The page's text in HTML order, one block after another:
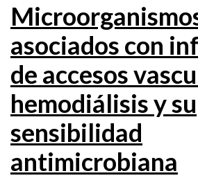
asociados con
de accesos
hemodiálisis y su
sensibilidad
antimicrobiana